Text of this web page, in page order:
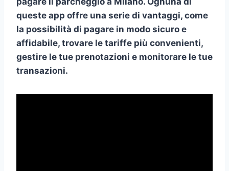
queste app offre una serie di vantaggi, come
la possibilità di pagare in modo sicuro e
affidabile, trovare le tariffe più convenienti,
gestire le tue prenotazioni e monitorare le tue
transazioni.